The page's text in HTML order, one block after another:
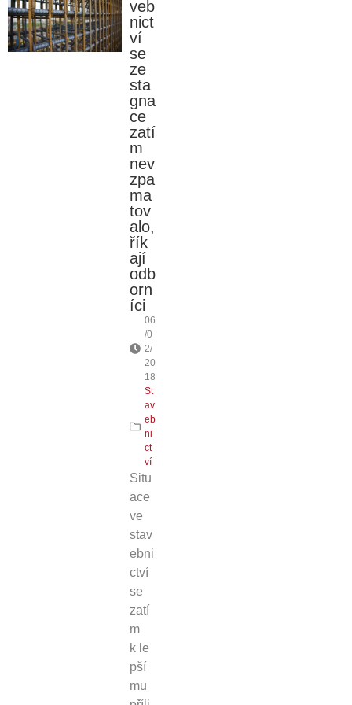
veb
nict
ví
se
ze
sta
gna
ce
zatí
m
nev
zpa
ma
tov
alo,
řík
ají
odb
orn
íci
06
/0
2/
20
18
St
av
eb
ni
ct
ví
Situ
ace
ve
stav
ebni
ctví
se
zatí
m
k le
pší
mu